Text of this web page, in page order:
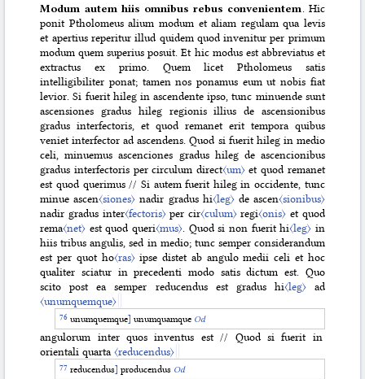
Modum autem hiis omnibus rebus convenientem . Hic
ponit Ptholomeus alium modum et aliam regulam qua levis
et apertius reperitur illud quidem quod invenitur per primum
modum quem superius posuit. Et hic modus est abbreviatus et
extractus ex primo. Quem licet Ptholomeus satis
intelligibiliter ponat; tamen nos ponamus eum ut nobis fiat
levior. Si fuerit hileg in ascendente ipso, tunc minuende sunt
ascensiones gradus hileg regionis illius de ascensionibus
gradus interfectoris, et quod remanet erit tempora quibus
veniet interfector ad ascendens. Quod si fuerit hileg in medio
celi, minuemus ascenciones gradus hileg de ascencionibus
gradus interfectoris per circulum direct〈um〉et quod remanet
est quod querimus // Si autem fuerit hileg in occidente, tunc
minue ascen〈siones〉 nadir gradus hi〈leg〉de ascen〈sionibus〉
nadir gradus inter〈fectoris〉per cir〈culum〉regi〈onis〉 et quod
rema〈net〉 est quod queri〈mus〉 . Quod si non fuerit hi〈leg〉 in
hiis tribus angulis, sed in medio; tunc semper considerandum
est per quot ho〈ras〉ipse distet ab angulo medii celi et hoc
qualiter sciatur in precedenti modo satis dictum est. Quo
scito post ea semper reducendus est gradus hi〈leg〉ad
〈unumquemque〉
unumquemque] unumquamque Od
angulorum inter quos inventus est // Quod si fuerit in
orientali quarta〈reducendus〉
reducendus] producendus Od